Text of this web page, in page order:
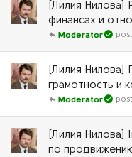
[Лилия Нилова]
финансах и
Moderator
[Лилия Нилова]
грамотность и
Moderator
[Лилия Нилова]
по